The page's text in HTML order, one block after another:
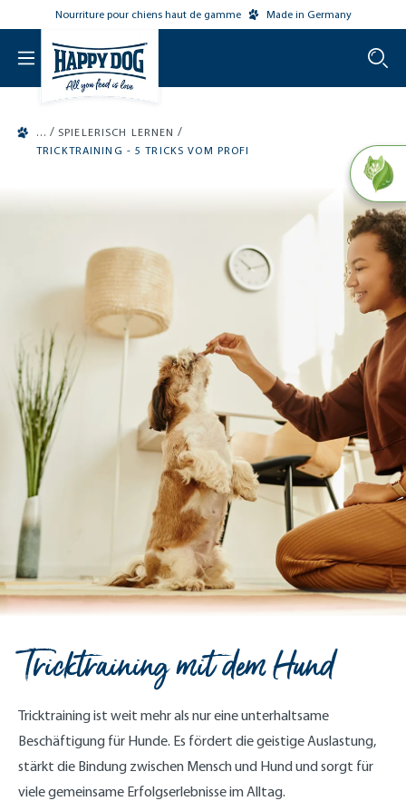
main contentNourriture pour chiens haut de gamme Made in Germany
/ SPIELERISCH LERNEN /
TRICKTRAINING - 5 TRICKS VOM PROFI
Tricktraining mit dem Hund
Tricktraining ist weit mehr als nur eine unterhaltsame
Beschäftigung für Hunde. Es fördert die geistige Auslastung,
stärkt die Bindung zwischen Mensch und Hund und sorgt für
viele gemeinsame Erfolgserlebnisse im Alltag.